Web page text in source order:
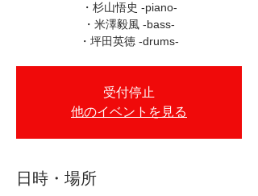
・杉山悟史 -piano-
・米澤毅風 -bass-
・坪田英徳 -drums-
受付停止
他のイベントを見る
日時・場所